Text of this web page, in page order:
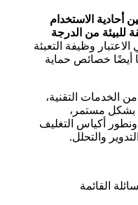
أحادية الاستخدام
للبيئة من الدرجة
وظيفة التعبئة
أيضًا خصائص حماية
الخدمات التقنية،
بشكل مستمر،
أكياس التغليف
والتحلل.